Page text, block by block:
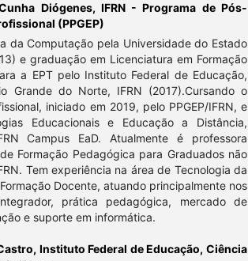
Diógenes, IFRN - Programa de Pós-
(PPGEP)
da Computação pela Universidade do Estado
e graduação em Licenciatura em Formação
a EPT pelo Instituto Federal de Educação,
Grande do Norte, IFRN (2017).Cursando o
iniciado em 2019, pelo PPGEP/IFRN, e
Educacionais e Educação a Distância,
Campus EaD. Atualmente é professora
Formação Pedagógica para Graduados não
Tem experiência na área de Tecnologia da
Docente, atuando principalmente nos
prática pedagógica, mercado de
e suporte em informática.
Instituto Federal de Educação, Ciência